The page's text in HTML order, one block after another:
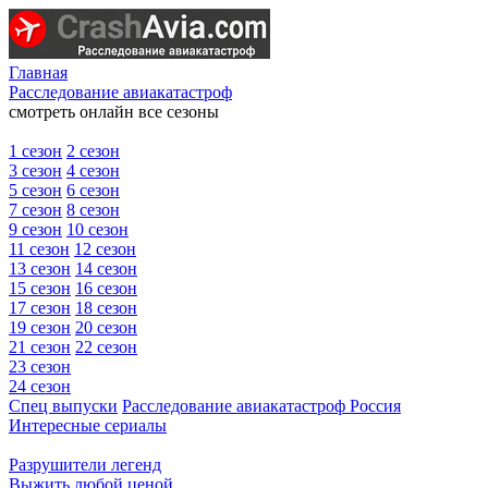
Главная
Расследование авиакатастроф
смотреть онлайн все сезоны
1 сезон 2 сезон
3 сезон 4 сезон
5 сезон 6 сезон
7 сезон 8 сезон
9 сезон 10 сезон
11 сезон 12 сезон
13 сезон 14 сезон
15 сезон 16 сезон
17 сезон 18 сезон
19 сезон 20 сезон
21 сезон 22 сезон
23 сезон
24 сезон
Спец выпуски Расследование авиакатастроф Россия
Интересные сериалы
Разрушители легенд
Выжить любой ценой